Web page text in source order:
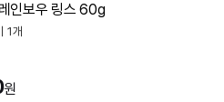
인보우 링스 60g
1개
원